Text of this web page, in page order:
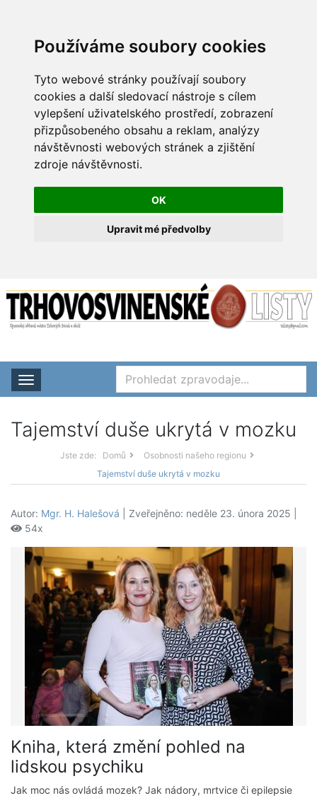
Používáme soubory cookies
Tyto webové stránky používají soubory
cookies a další sledovací nástroje s cílem
vylepšení uživatelského prostředí, zobrazení
přizpůsobeného obsahu a reklam, analýzy
návštěvnosti webových stránek a zjištění
zdroje návštěvnosti.
OK
Upravit mé předvolby
Rozbalit nabídku
Tajemství duše ukrytá v mozku
Jste zde: Domů
Osobnosti našeho regionu
Tajemství duše ukrytá v mozku
Autor: Mgr. H. Halešová | Zveřejněno: neděle 23. února 2025 |
54x
Kniha, která změní pohled na
lidskou psychiku
Jak moc nás ovládá mozek? Jak nádory, mrtvice či epilepsie